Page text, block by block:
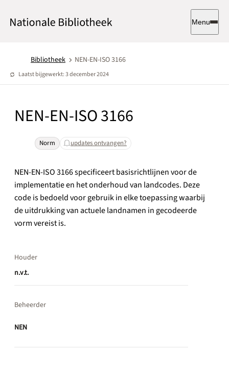
Menu
Bibliotheek NEN-EN-ISO 3166
Laatst bijgewerkt: 3 december 2024
NEN-EN-ISO 3166
Norm updates ontvangen?
NEN-EN-ISO 3166 specificeert basisrichtlijnen voor de
implementatie en het onderhoud van landcodes. Deze
code is bedoeld voor gebruik in elke toepassing waarbij
de uitdrukking van actuele landnamen in gecodeerde
vorm vereist is.
Houder
n.v.t.
Beheerder
NEN